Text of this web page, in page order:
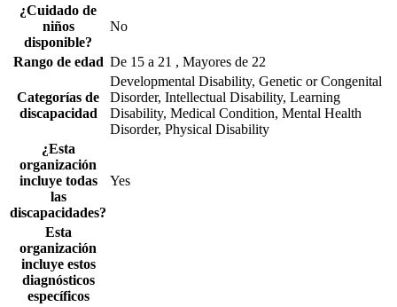
¿Cuidado de
niños
disponible?
No
Rango de edad De 15 a 21 , Mayores de 22
Categorías de
discapacidad
Developmental Disability, Genetic or Congenital
Disorder, Intellectual Disability, Learning
Disability, Medical Condition, Mental Health
Disorder, Physical Disability
¿Esta
organización
incluye todas
las
discapacidades?
Yes
Esta
organización
incluye estos
diagnósticos
específicos